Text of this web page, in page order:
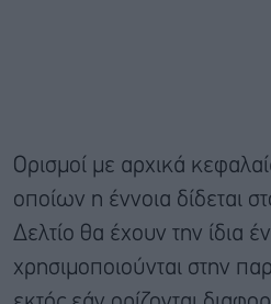
Ορισμοί με αρχικά
οποίων η έννοια δίδεται
Δελτίο θα έχουν την ίδια
χρησιμοποιούνται στην